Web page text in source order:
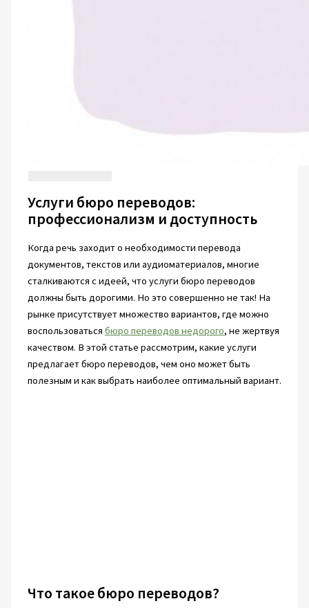
Услуги бюро переводов:
профессионализм и доступность
Когда речь заходит о необходимости перевода
документов, текстов или аудиоматериалов, многие
сталкиваются с идеей, что услуги бюро переводов
должны быть дорогими. Но это совершенно не так! На
рынке присутствует множество вариантов, где можно
воспользоваться бюро переводов недорого, не жертвуя
качеством. В этой статье рассмотрим, какие услуги
предлагает бюро переводов, чем оно может быть
полезным и как выбрать наиболее оптимальный вариант.
Что такое бюро переводов?